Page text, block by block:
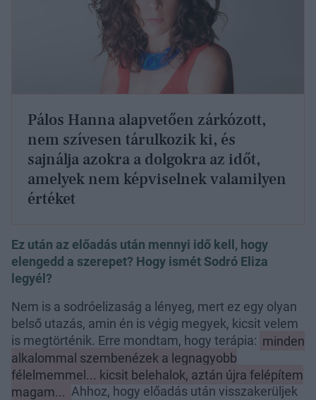
Pálos Hanna alapvetően zárkózott,
nem szívesen tárulkozik ki, és
sajnálja azokra a dolgokra az időt,
amelyek nem képviselnek valamilyen
értéket
Ez után az előadás után mennyi idő kell, hogy
elengedd a szerepet? Hogy ismét Sodró Eliza
legyél?
Nem is a sodróelizaság a lényeg, mert ez egy olyan
belső utazás, amin én is végig megyek, kicsit velem
is megtörténik. Erre mondtam, hogy terápia: minden
alkalommal szembenézek a legnagyobb
félelmemmel... kicsit belehalok, aztán újra felépítem
magam...
Ahhoz, hogy előadás után visszakerüljek